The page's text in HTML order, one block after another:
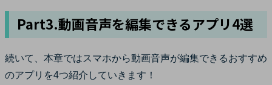
Part3.動画音声を編集できるアプリ4選
続いて、本章ではスマホから動画音声が編集できるおすすめ
のアプリを4つ紹介していきます！